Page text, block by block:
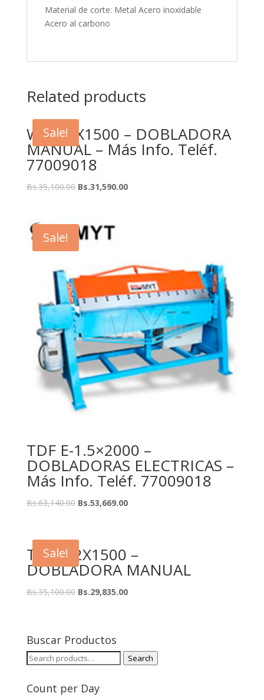
Material de corte: Metal Acero inoxidable
Acero al carbono
Related products
Sale!
WS-1.2X1500 – DOBLADORA
MANUAL – Más Info. Teléf.
77009018
Bs.35,100.00 Bs.31,590.00
Sale!
TDF E-1.5×2000 –
DOBLADORAS ELECTRICAS –
Más Info. Teléf. 77009018
Bs.63,140.00 Bs.53,669.00
Sale!
TDF-1.2X1500 –
DOBLADORA MANUAL
Bs.35,100.00 Bs.29,835.00
Buscar Productos
Search
Search
Count per Day